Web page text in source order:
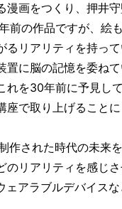
漫画をつくり、押井
前の作品ですが、絵
リアリティを持っ
置に脳の記憶を委ね
れを30年前に予見し
座で取り上げること
作された時代の未来
のリアリティを感じ
ェアラブルデバイス